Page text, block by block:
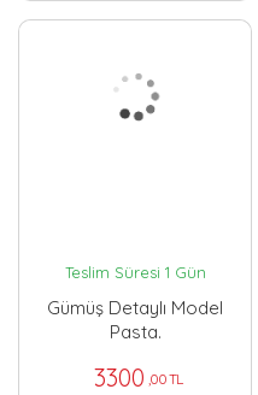
Teslim Süresi 1 Gün
Gümüş Detaylı Model
Pasta.
3300 ,00 TL